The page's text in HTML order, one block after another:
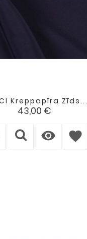
Kreppapīra Zīds...
Cena
43,00 €
 favorite